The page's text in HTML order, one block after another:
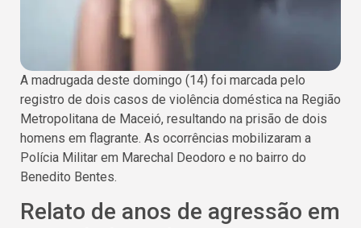
A madrugada deste domingo (14) foi marcada pelo
registro de dois casos de violência doméstica na Região
Metropolitana de Maceió, resultando na prisão de dois
homens em flagrante. As ocorrências mobilizaram a
Polícia Militar em Marechal Deodoro e no bairro do
Benedito Bentes.
Relato de anos de agressão em